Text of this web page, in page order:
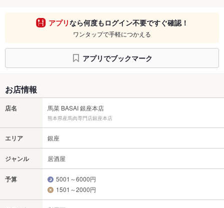
アプリなら何度もログイン不要ですぐ確認！
ワンタップで手軽につかえる
アプリでブックマーク
お店情報
店名 馬菜 BASAI 銀座本店
熊本県産馬肉専門店銀座本店
エリア 銀座
ジャンル 居酒屋
予算
5001～6000円
1501～2000円